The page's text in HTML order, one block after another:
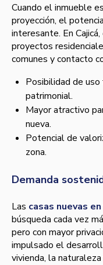
Cuando el inmueble
proyección, el
interesante. En
proyectos
comunes y contacto
Posibilidad de uso
patrimonial.
Mayor atractivo
nueva.
Potencial de
zona.
Demanda
Las casas nuevas
búsqueda cada vez
pero con mayor
impulsado el
vivienda, la